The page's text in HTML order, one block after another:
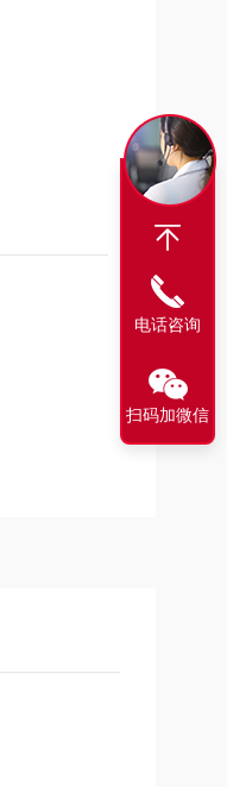
电话咨询
扫码加微信